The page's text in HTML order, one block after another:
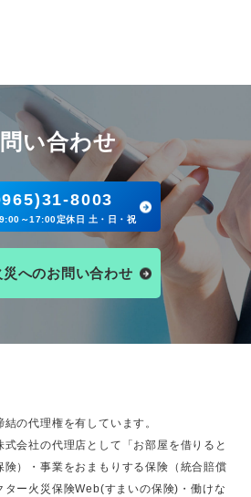
い合わせ
8003
～17:00定休日 土・日・祝
災へのお問い合わせ
の代理権を有しています。
会社の代理店として「お部屋を借りると
険）・事業をおまもりする保険（統合賠償
ター火災保険Web(すまいの保険)・働けな